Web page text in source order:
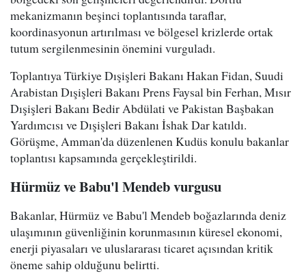
mekanizmanın beşinci toplantısında taraflar,
koordinasyonun artırılması ve bölgesel krizlerde ortak
tutum sergilenmesinin önemini vurguladı.
Toplantıya Türkiye Dışişleri Bakanı Hakan Fidan, Suudi
Arabistan Dışişleri Bakanı Prens Faysal bin Ferhan, Mısır
Dışişleri Bakanı Bedir Abdülati ve Pakistan Başbakan
Yardımcısı ve Dışişleri Bakanı İshak Dar katıldı.
Görüşme, Amman'da düzenlenen Kudüs konulu bakanlar
toplantısı kapsamında gerçekleştirildi.
Hürmüz ve Babu'l Mendeb vurgusu
Bakanlar, Hürmüz ve Babu'l Mendeb boğazlarında deniz
ulaşımının güvenliğinin korunmasının küresel ekonomi,
enerji piyasaları ve uluslararası ticaret açısından kritik
öneme sahip olduğunu belirtti.